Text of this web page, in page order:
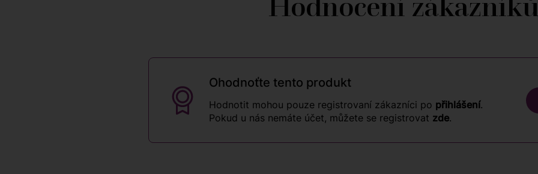
Ohodnoťte tento produkt
Hodnotit mohou pouze registrovaní zákazníci po přihlášení.
Pokud u nás nemáte účet, můžete se registrovat zde.